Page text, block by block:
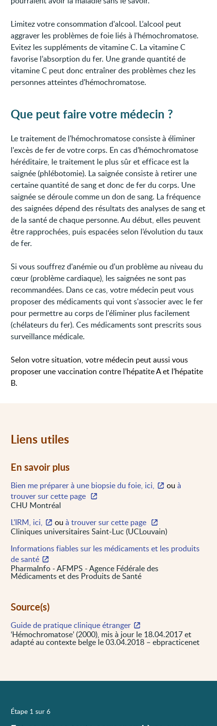
Limitez votre consommation d'alcool. L’alcool peut
aggraver les problèmes de foie liés à l'hémochromatose.
Evitez les suppléments de vitamine C. La vitamine C
favorise l’absorption du fer. Une grande quantité de
vitamine C peut donc entraîner des problèmes chez les
personnes atteintes d'hémochromatose.
Que peut faire votre médecin ?
Le traitement de l'hémochromatose consiste à éliminer
l'excès de fer de votre corps. En cas d’hémochromatose
héréditaire, le traitement le plus sûr et efficace est la
saignée (phlébotomie). La saignée consiste à retirer une
certaine quantité de sang et donc de fer du corps. Une
saignée se déroule comme un don de sang. La fréquence
des saignées dépend des résultats des analyses de sang et
de la santé de chaque personne. Au début, elles peuvent
être rapprochées, puis espacées selon l’évolution du taux
de fer.
Si vous souffrez d'anémie ou d'un problème au niveau du
cœur (problème cardiaque), les saignées ne sont pas
recommandées. Dans ce cas, votre médecin peut vous
proposer des médicaments qui vont s'associer avec le fer
pour permettre au corps de l'éliminer plus facilement
(chélateurs du fer). Ces médicaments sont prescrits sous
surveillance médicale.
Selon votre situation, votre médecin peut aussi vous
proposer une vaccination contre l’hépatite A et l’hépatite
B.
Liens utiles
En savoir plus
Bien me préparer à une biopsie du foie, ici, ouà
trouver sur cette page
CHU Montréal
L'IRM, ici,
ouà trouver sur cette page
Cliniques universitaires Saint-Luc (UCLouvain)
Informations fiables sur les médicaments et les produits
de santé
PharmaInfo - AFMPS - Agence Fédérale des
Médicaments et des Produits de Santé
Source(s)
Guide de pratique clinique étranger
‘Hémochromatose’ (2000), mis à jour le 18.04.2017 et
adapté au contexte belge le 03.04.2018 – ebpracticenet
Étape 1 sur 6